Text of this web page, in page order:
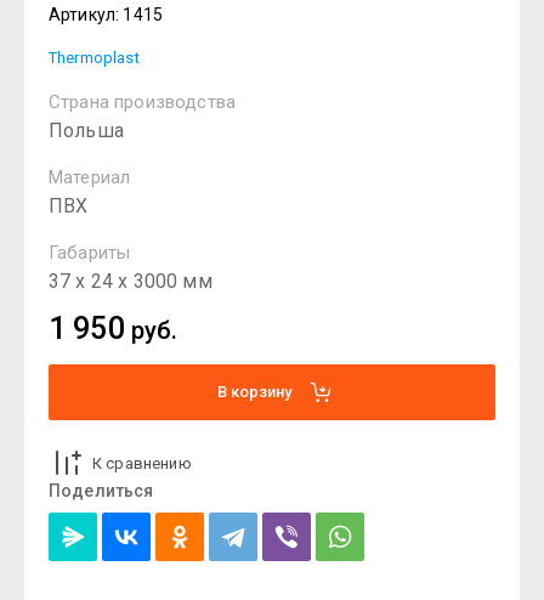
Артикул: 1415
Thermoplast
Страна производства
Польша
Материал
ПВХ
Габариты
37 х 24 х 3000 мм
1 950 руб.
В корзину
К сравнению
Поделиться